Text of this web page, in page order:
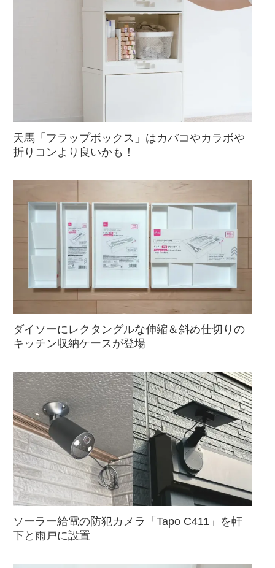
天馬「フラップボックス」はカバコやカラボや
折りコンより良いかも！
ダイソーにレクタングルな伸縮＆斜め仕切りの
キッチン収納ケースが登場
ソーラー給電の防犯カメラ「Tapo C411」を軒
下と雨戸に設置